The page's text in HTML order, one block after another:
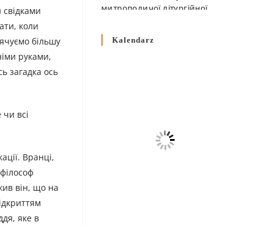
коли
більшу
руками,
загадка ось
всі
Вранці,
він, що на
яке в
митрополичої літургійної
10 GRUDNIA 2025
Декрет про відзначення
Великодня і всіх рухомих
Kalendarz